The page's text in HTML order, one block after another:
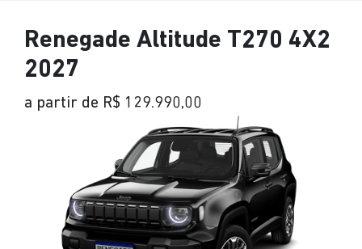
Renegade Altitude T270 4X2
2027
a partir de R$ 129.990,00